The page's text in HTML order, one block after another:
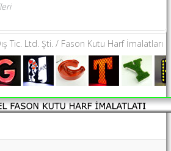
Tic. Ltd. Şti. / Fason Kutu Harf İmalatları